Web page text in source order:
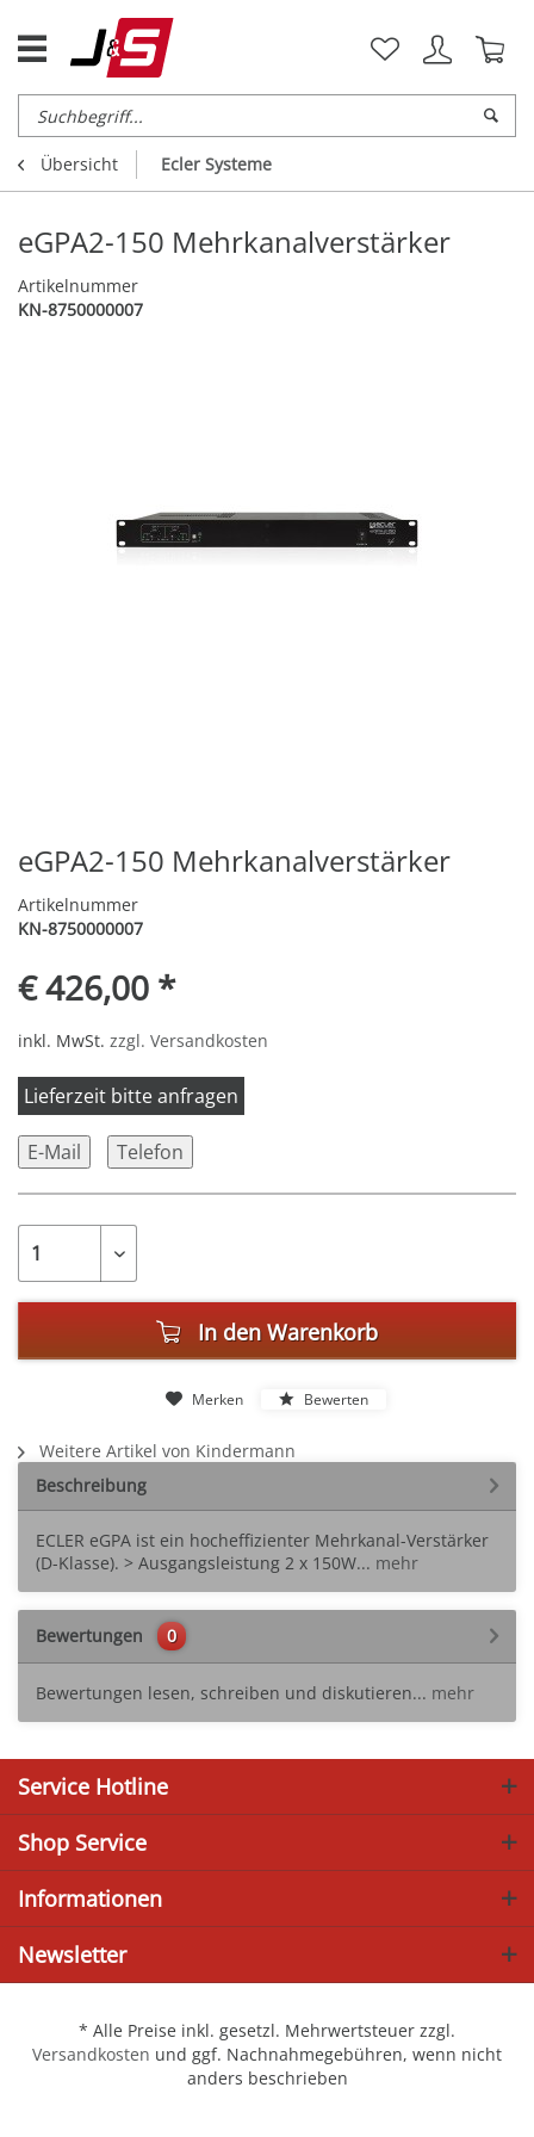
Übersicht Ecler Systeme
eGPA2-150 Mehrkanalverstärker
Artikelnummer
KN-8750000007
eGPA2-150 Mehrkanalverstärker
Artikelnummer
KN-8750000007
€ 426,00 *
inkl. MwSt. zzgl. Versandkosten
Lieferzeit bitte anfragen
E-Mail Telefon
In den Warenkorb
Merken Bewerten
Weitere Artikel von Kindermann
Beschreibung
ECLER eGPA ist ein hocheffizienter Mehrkanal-Verstärker
(D-Klasse). > Ausgangsleistung 2 x 150W... mehr
Bewertungen 0
Bewertungen lesen, schreiben und diskutieren... mehr
Service Hotline
Shop Service
Informationen
Newsletter
* Alle Preise inkl. gesetzl. Mehrwertsteuer zzgl.
Versandkosten und ggf. Nachnahmegebühren, wenn nicht
anders beschrieben